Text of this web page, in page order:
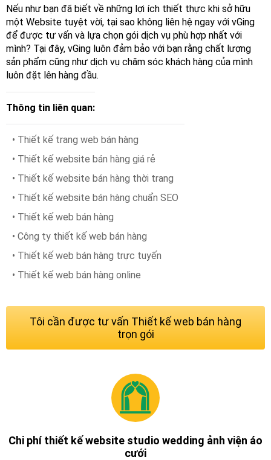
Nếu như bạn đã biết về những lợi ích thiết thực khi sở hữu
một Website tuyệt vời, tại sao không liên hệ ngay với vGing
để được tư vấn và lựa chọn gói dịch vụ phù hợp nhất với
mình? Tại đây, vGing luôn đảm bảo với bạn rằng chất lượng
sản phẩm cũng như dịch vụ chăm sóc khách hàng của mình
luôn đặt lên hàng đầu.
Thông tin liên quan:
• Thiết kế trang web bán hàng
• Thiết kế website bán hàng giá rẻ
• Thiết kế website bán hàng thời trang
• Thiết kế website bán hàng chuẩn SEO
• Thiết kế web bán hàng
• Công ty thiết kế web bán hàng
• Thiết kế web bán hàng trực tuyến
• Thiết kế web bán hàng online
Tôi cần được tư vấn Thiết kế web bán hàng
trọn gói
Chi phí thiết kế website studio wedding ảnh viện áo
cưới